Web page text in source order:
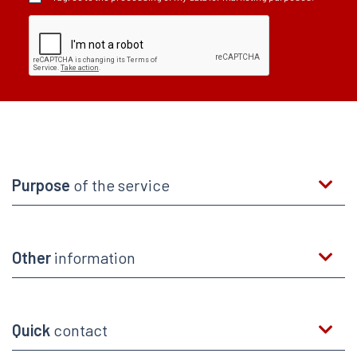
Purpose of the service
Other information
Quick contact